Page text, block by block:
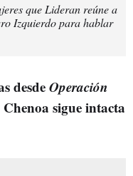
que Lideran reúne a
Izquierdo para hablar
desdeOperación
sigue intacta